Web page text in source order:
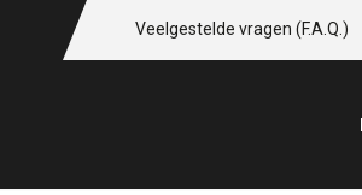
Veelgestelde vragen (F.A.Q.)